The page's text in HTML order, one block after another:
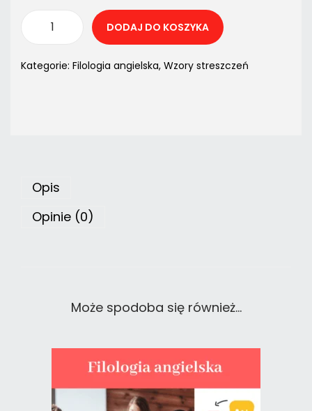
DODAJ DO KOSZYKA
Kategorie: Filologia angielska, Wzory streszczeń
Opis
Opinie (0)
Może spodoba się również…